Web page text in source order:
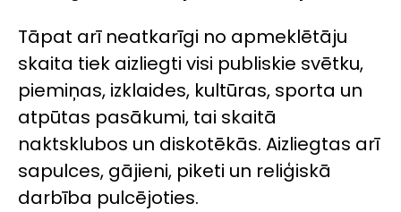
Tāpat arī neatkarīgi no apmeklētāju
skaita tiek aizliegti visi publiskie svētku,
piemiņas, izklaides, kultūras, sporta un
atpūtas pasākumi, tai skaitā
naktsklubos un diskotēkās. Aizliegtas arī
sapulces, gājieni, piketi un reliģiskā
darbība pulcējoties.